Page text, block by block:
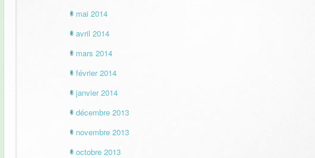
mai 2014
avril 2014
mars 2014
février 2014
janvier 2014
décembre 2013
novembre 2013
octobre 2013